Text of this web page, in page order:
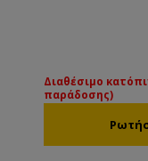
Διαθέσιμο
παράδοσης)